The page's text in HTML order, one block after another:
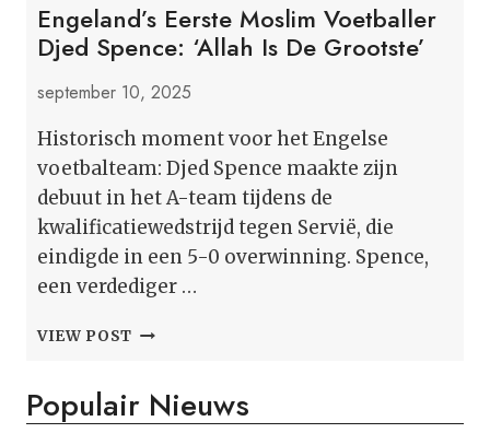
Engeland’s Eerste Moslim Voetballer
Djed Spence: ‘Allah Is De Grootste’
september 10, 2025
Historisch moment voor het Engelse
voetbalteam: Djed Spence maakte zijn
debuut in het A-team tijdens de
kwalificatiewedstrijd tegen Servië, die
eindigde in een 5-0 overwinning. Spence,
een verdediger …
VIEW POST ENGELAND’S
VOETBALLER
DJED
Populair Nieuws